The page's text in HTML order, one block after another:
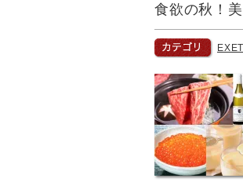
食欲の秋！